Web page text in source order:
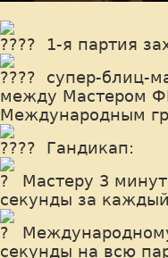
1-я партия
супер-блиц-
между Мастером
Международным
Гандикап:
Мастеру 3
секунды за
секунды на всю